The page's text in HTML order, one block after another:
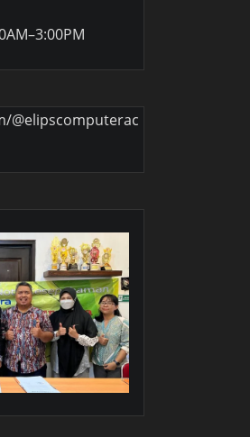
@elipscomputerac